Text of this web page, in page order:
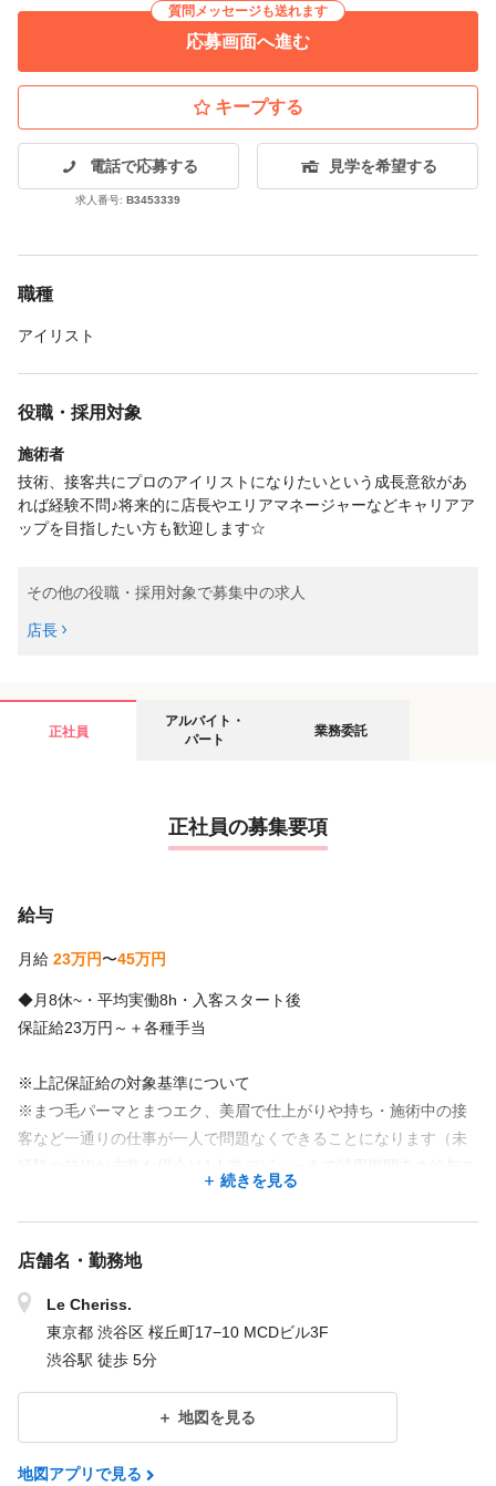
質問メッセージも送れます
応募画面へ進む
キープする
電話で応募する
求人番号:B3453339
見学を希望する
職種
アイリスト
役職・採用対象
施術者
技術、接客共にプロのアイリストになりたいという成長意欲があ
れば経験不問♪将来的に店長やエリアマネージャーなどキャリアア
ップを目指したい方も歓迎します☆
その他の役職・採用対象で募集中の求人
店長
正社員
アルバイト・
パート
業務委託
正社員の募集要項
給与
月給 23万円〜45万円
◆月8休~・平均実働8h・入客スタート後
保証給23万円～＋各種手当
※上記保証給の対象基準について
※まつ毛パーマとまつエク、美眉で仕上がりや持ち・施術中の接
客など一通りの仕事が一人で問題なくできることになります（未
［歩合について］
のでモチベーションになると思いますよ！詳細は面談で♪
［その他］
＊交通費/月1.5万円まで支給
＊役職手当
＊目標達成手当
続きを見る
店舗名・勤務地
Le Cheriss.
東京都 渋谷区 桜丘町17−10 MCDビル3F
渋谷駅 徒歩 5分
地図を見る
地図アプリで見る